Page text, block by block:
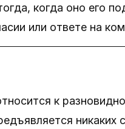
когда оно его
или ответе на
к
никаких